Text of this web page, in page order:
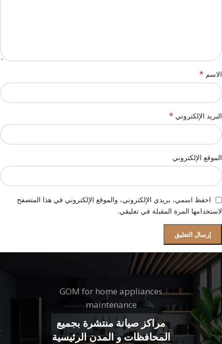
الاسم *
البريد الإلكتروني *
الموقع الإلكتروني
احفظ اسمي، بريدي الإلكتروني، والموقع الإلكتروني في هذا المتصفح
لاستخدامها المرة المقبلة في تعليقي.
GOM for home appliances
maintenance
مراكز صيانة منتشرة بجميع
المحافظات و المدن الرئيسية